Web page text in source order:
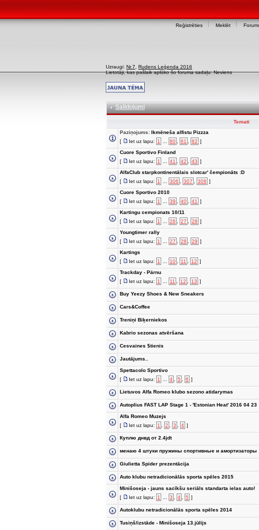
Reģistrēties Meklēt
Uzraugi: Nr.7 Rudens Leģenda 2016
Lietotāji, kas pašlaik aplūko šo foruma sadaļu: Neviens
Salidojumi
Temati
Paziņojums: Ikmēneša alfistu Pizzza
[
Iet uz lapu: 1 80 81 82 ]
Cuore Sportivo Finland
[
Iet uz lapu: 1 41 42 43 ]
AlfaClub starpkontinentālais slotcar' čempionāts :D
[
Iet uz lapu: 1 306 307 308 ]
Cuore Sportivo 2010
[
Iet uz lapu: 1 39 40 41 ]
Kartingu cempionats 10/11
[
Iet uz lapu: 1 26 27 28 ]
Youngtimer rally
[
Iet uz lapu: 1 27 28 29 ]
Kartings
[
Iet uz lapu: 1 10 11 12 ]
Trackday - Pärnu
[
Iet uz lapu: 1 11 12 13 ]
Buy Yeezy Shoes & New Sneakers
Cars&Coffee
Treniņi Biķerniekos
Kabrio sezonas atvēršana
Cesvaines $tienis
Jautājums..
Spettacolo Sportivo
[
Iet uz lapu: 1 4 5 6 ]
Lietuvos Alfa Romeo klubo sezono atidarymas
Autoplius FAST LAP Stage 1 - 'Estonian Heat' 2016 04 23
Alfa Romeo Muzejs
[
Iet uz lapu: 1 2 3 4 ]
Куплю днвд от 2.4jdt
менаю 4 штуки пружины спортивные и амортизаторы
Giulietta Spider prezentācija
Auto klubu netradicionālās sporta spēles 2015
Minišoseja - jauns sacīkšu seriāls standarta ielas auto!
[
Iet uz lapu: 1 3 4 5 ]
Autoklubu netradicionālās sporta spēles 2014
Tusiņš/izstāde - Minišoseja 13.jūlijs